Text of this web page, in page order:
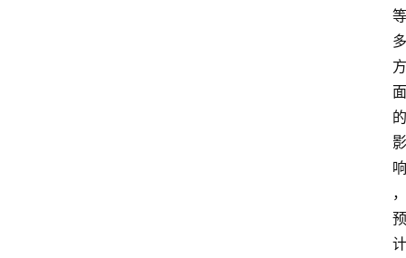
等
多
方
面
的
影
响
，
预
计